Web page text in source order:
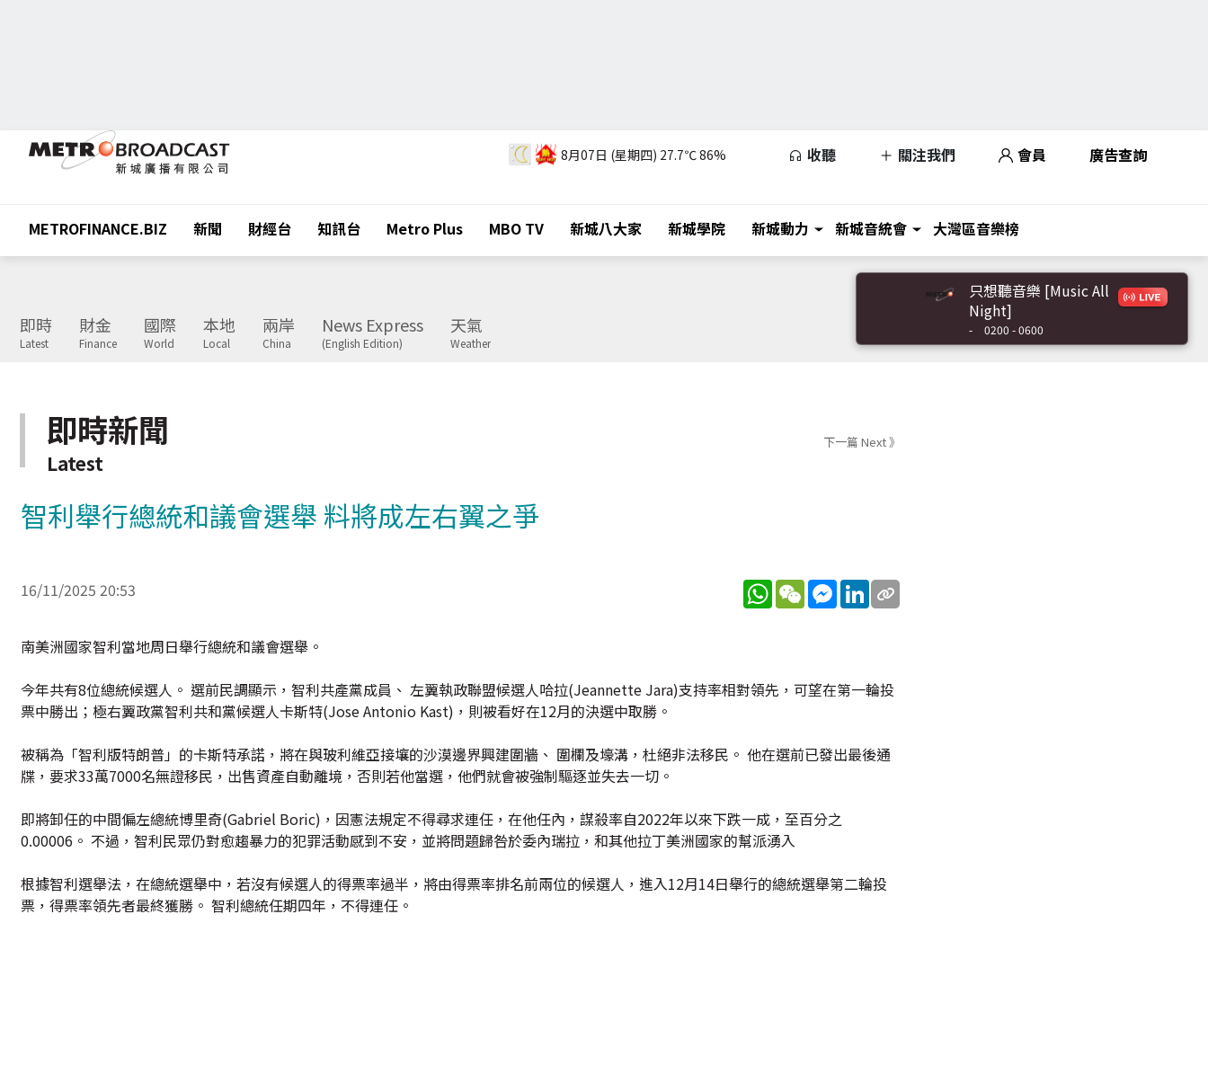
8月07日 (星期四) 27.7℃86% 收聽 關注我們 會員 廣告查詢
METROFINANCE.BIZ 新聞 財經台 知訊台 Metro Plus MBO TV 新城八大家 新城學院 新城動力 新城音統會 大灣區音樂榜
即時
Latest
財金
Finance
國際
World
本地
Local
兩岸
China
News Express
(English Edition)
天氣
Weather
只想聽音樂 [Music All
Night]
- 0200 - 0600
即時新聞
Latest
下一篇 Next 》
智利舉行總統和議會選舉 料將成左右翼之爭
16/11/2025 20:53 WhatsApp
WeChatMessenger
LinkedIn
南美洲國家智利當地周日舉行總統和議會選舉。
今年共有8位總統候選人。 選前民調顯示，智利共產黨成員、 左翼執政聯盟候選人哈拉(Jeannette Jara)支持率相對領先，可望在第一輪投
票中勝出；極右翼政黨智利共和黨候選人卡斯特(Jose Antonio Kast)，則被看好在12月的決選中取勝。
被稱為「智利版特朗普」的卡斯特承諾，將在與玻利維亞接壤的沙漠邊界興建圍牆、 圍欄及壕溝，杜絕非法移民。 他在選前已發出最後通
牒，要求33萬7000名無證移民，出售資產自動離境，否則若他當選，他們就會被強制驅逐並失去一切。
即將卸任的中間偏左總統博里奇(Gabriel Boric)，因憲法規定不得尋求連任，在他任內，謀殺率自2022年以來下跌一成，至百分之
0.00006。 不過，智利民眾仍對愈趨暴力的犯罪活動感到不安，並將問題歸咎於委內瑞拉，和其他拉丁美洲國家的幫派湧入
根據智利選舉法，在總統選舉中，若沒有候選人的得票率過半，將由得票率排名前兩位的候選人，進入12月14日舉行的總統選舉第二輪投
票，得票率領先者最終獲勝。 智利總統任期四年，不得連任。